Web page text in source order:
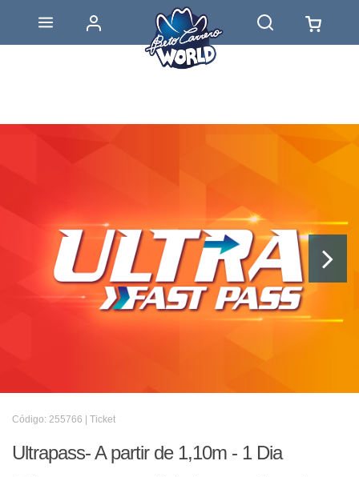
Código: 255766 | Ticket
Ultrapass- A partir de 1,10m - 1 Dia